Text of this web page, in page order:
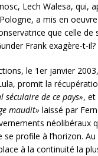
Lech Walesa, qui,
a mis en
que celle de
Frank exagère-t-il?
le 1er janvier
promit la
séculaire de ce pays», et
maudit» laissé par
néolibéraux
se profile à l’horizon.
à la continuité la